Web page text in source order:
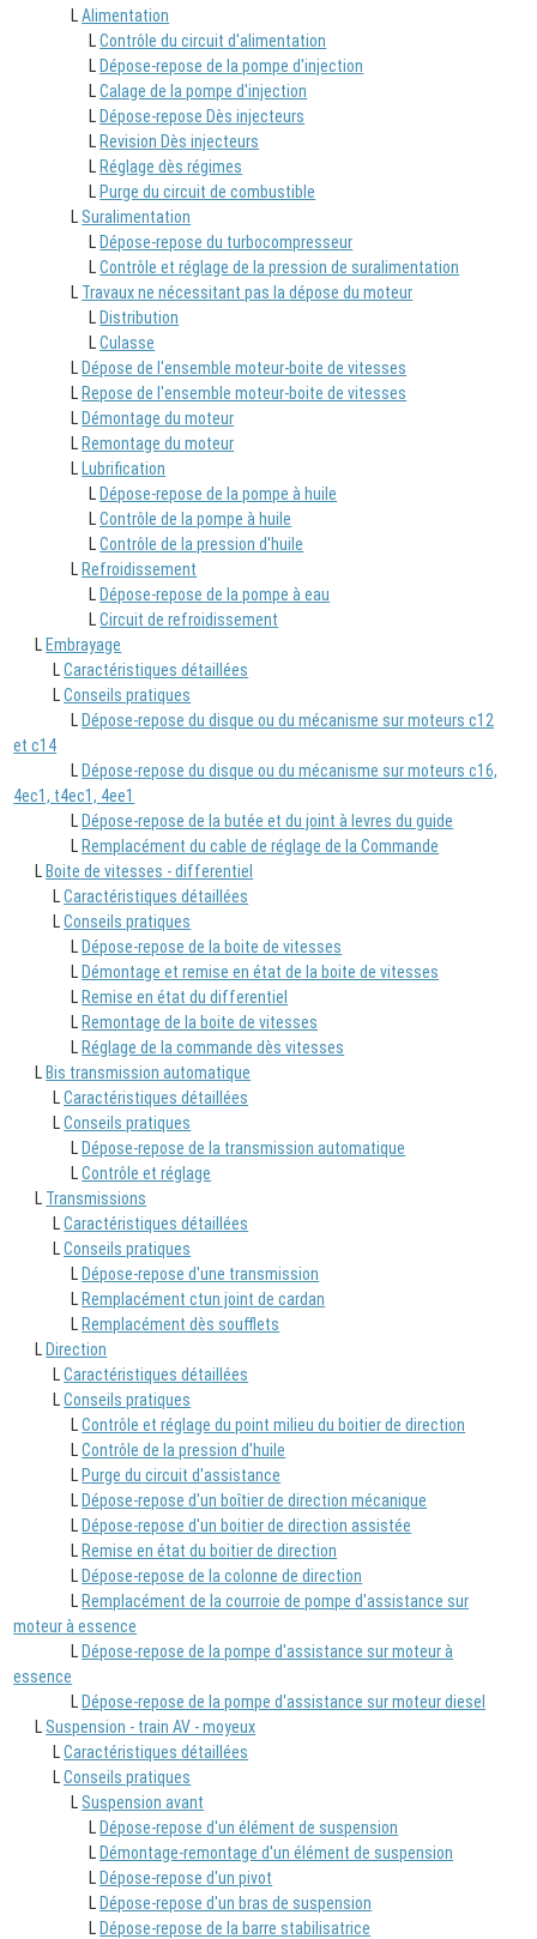
LAlimentation
LContrôle du circuit d'alimentation
L Dépose-repose de la pompe d'injection
LCalage de la pompe d'injection
L Dépose-repose Dès injecteurs
L Revision Dès injecteurs
L Réglage dès régimes
L Purge du circuit de combustible
LSuralimentation
L Dépose-repose du turbocompresseur
LContrôle et réglage de la pression de suralimentation
L Travaux ne nécessitant pas la dépose du moteur
L Distribution
LCulasse
L Dépose de l'ensemble moteur-boite de vitesses
L Repose de l'ensemble moteur-boite de vitesses
L Démontage du moteur
L Remontage du moteur
L Lubrification
L Dépose-repose de la pompe à huile
LContrôle de la pompe à huile
LContrôle de la pression d'huile
L Refroidissement
L Dépose-repose de la pompe à eau
LCircuit de refroidissement
L Embrayage
LCaractéristiques détaillées
LConseils pratiques
L Dépose-repose du disque ou du mécanisme sur moteurs c12
et c14
L Dépose-repose du disque ou du mécanisme sur moteurs c16,
4ec1, t4ec1, 4ee1
L Dépose-repose de la butée et du joint à levres du guide
L Remplacément du cable de réglage de la Commande
L Boite de vitesses - differentiel
LCaractéristiques détaillées
LConseils pratiques
L Dépose-repose de la boite de vitesses
L Démontage et remise en état de la boite de vitesses
L Remise en état du differentiel
L Remontage de la boite de vitesses
L Réglage de la commande dès vitesses
L Bis transmission automatique
LCaractéristiques détaillées
LConseils pratiques
L Dépose-repose de la transmission automatique
LContrôle et réglage
L Transmissions
LCaractéristiques détaillées
LConseils pratiques
L Dépose-repose d'une transmission
L Remplacément ctun joint de cardan
L Remplacément dès soufflets
L Direction
LCaractéristiques détaillées
LConseils pratiques
LContrôle et réglage du point milieu du boitier de direction
LContrôle de la pression d'huile
L Purge du circuit d'assistance
L Dépose-repose d'un boîtier de direction mécanique
L Dépose-repose d'un boitier de direction assistée
L Remise en état du boitier de direction
L Dépose-repose de la colonne de direction
L Remplacément de la courroie de pompe d'assistance sur
moteur à essence
L Dépose-repose de la pompe d'assistance sur moteur à
essence
L Dépose-repose de la pompe d'assistance sur moteur diesel
LSuspension - train AV - moyeux
LCaractéristiques détaillées
LConseils pratiques
LSuspension avant
L Dépose-repose d'un élément de suspension
L Démontage-remontage d'un élément de suspension
L Dépose-repose d'un pivot
L Dépose-repose d'un bras de suspension
L Dépose-repose de la barre stabilisatrice